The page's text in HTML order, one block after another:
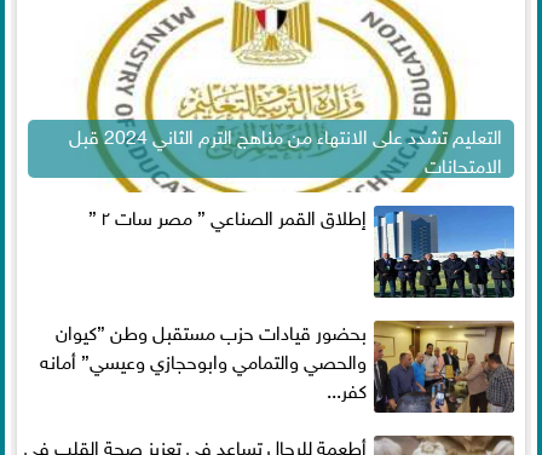
التعليم تشدد على الانتهاء من مناهج الترم الثاني 2024 قبل
الامتحانات
إطلاق القمر الصناعي ” مصر سات ٢ ”
بحضور قيادات حزب مستقبل وطن ”كيوان
والحصي والتمامي وابوحجازي وعيسي” أمانه
كفر...
أطعمة للرجال تساعد فى تعزيز صحة القلب فى